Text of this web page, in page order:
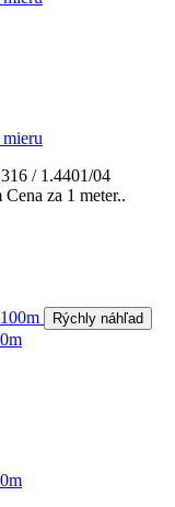
/ 1.4401/04
za 1 meter..
Rýchly náhľad